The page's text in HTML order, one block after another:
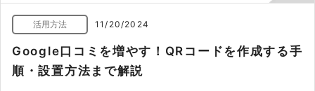
活用方法 11/20/2024
Google口コミを増やす！QRコードを作成する手
順・設置方法まで解説